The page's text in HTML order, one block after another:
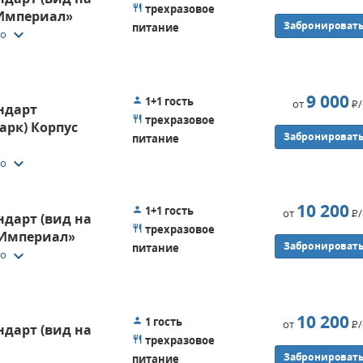
keyboard_arrow_down
трехразовое
питание
Забронировать
Корпус
keyboard_arrow_down
1+1 гость
трехразовое
питание
от9 000Р
Забронировать
(вид на
keyboard_arrow_down
1+1 гость
трехразовое
питание
от 10 200Р
Забронировать
(вид на
1 гость
трехразовое
питание
от 10 200Р
Забронировать